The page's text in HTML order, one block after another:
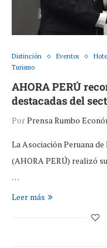
Distinción Eventos
Turismo
AHORA PERÚ
destacadas del
PorPrensa Rumbo
La Asociación Peruana
(AHORA PERÚ) realizó
…
Leer más